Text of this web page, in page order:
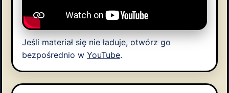
Jeśli materiał się nie ładuje, otwórz go
bezpośrednio w YouTube.